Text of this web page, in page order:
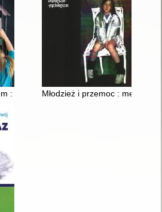
: adopcja w Polsce
Młodzież i przemoc :